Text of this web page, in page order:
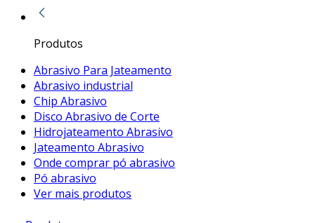
Produtos
Abrasivo Para Jateamento
Abrasivo industrial
Chip Abrasivo
Disco Abrasivo de Corte
Hidrojateamento Abrasivo
Jateamento Abrasivo
Onde comprar pó abrasivo
Pó abrasivo
Ver mais produtos